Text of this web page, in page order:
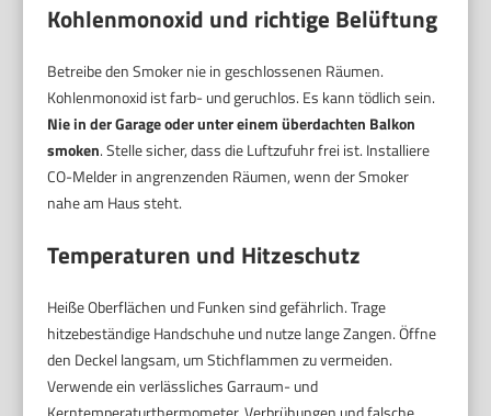
Kohlenmonoxid und richtige Belüftung
Betreibe den Smoker nie in geschlossenen Räumen.
Kohlenmonoxid ist farb- und geruchlos. Es kann tödlich sein.
Nie in der Garage oder unter einem überdachten Balkon
smoken. Stelle sicher, dass die Luftzufuhr frei ist. Installiere
CO-Melder in angrenzenden Räumen, wenn der Smoker
nahe am Haus steht.
Temperaturen und Hitzeschutz
Heiße Oberflächen und Funken sind gefährlich. Trage
hitzebeständige Handschuhe und nutze lange Zangen. Öffne
den Deckel langsam, um Stichflammen zu vermeiden.
Verwende ein verlässliches Garraum- und